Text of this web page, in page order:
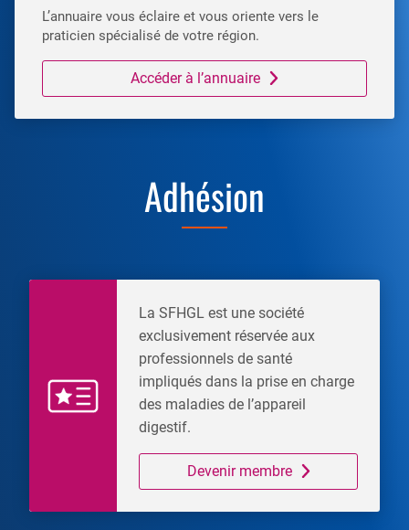
L’annuaire vous éclaire et vous oriente vers le
praticien spécialisé de votre région.
Accéder à l’annuaire
Adhésion
La SFHGL est une société
exclusivement réservée aux
professionnels de santé
impliqués dans la prise en charge
des maladies de l’appareil
digestif.
Devenir membre